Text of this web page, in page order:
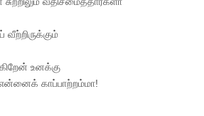
வீற்றிருக்கும்
உனக்கு
காப்பாற்றம்மா!